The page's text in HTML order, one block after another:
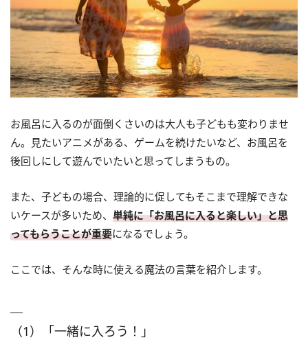
お風呂に入るのが面倒くさいのは大人も子どもも変わりませ
ん。見たいアニメがある、ゲームを続けたいなど、お風呂を
後回しにして遊んでいたいと思ってしまうもの。
また、子どもの場合、理論的に促してもそこまで理解できな
いケースが多いため、 単純に「お風呂に入ると楽しい」と思
ってもらうことが重要になるでしょう。
ここでは、そんな時に使える魔法の言葉を紹介します。
（1）「一緒に入ろう！」